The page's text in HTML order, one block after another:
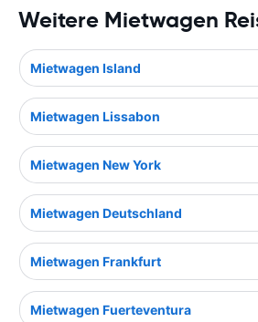
Weitere Mietwagen
Mietwagen Island
Mietwagen Lissabon
Mietwagen New York
Mietwagen Deutschland
Mietwagen Frankfurt
Mietwagen Fuerteventura